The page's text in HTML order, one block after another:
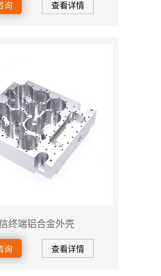
询 查看详情
终端铝合金外壳
询 查看详情